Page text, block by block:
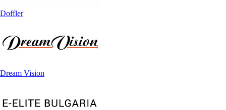
Doffler
Dream Vision